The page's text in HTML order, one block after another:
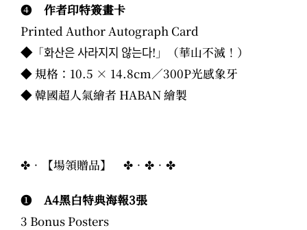
❹ 作者印特簽畫卡
Printed Author Autograph Card
◆「화산은 사라지지 않는다!」（華山不滅！）
◆ 規格：10.5 × 14.8cm／300P光感象牙
◆ 韓國超人氣繪者 HABAN 繪製
✤．【場領贈品】 ✤．✤．✤
❶ A4黑白特典海報3張
3 Bonus Posters